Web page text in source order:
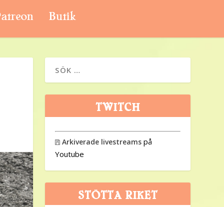
Butik
TWITCH
 Arkiverade livestreams på
Youtube
STÖTTA RIKET